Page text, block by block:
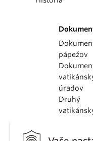
pápežov
úradov
Druhý